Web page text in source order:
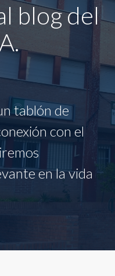
blog del
tablón de
con el
en la vida